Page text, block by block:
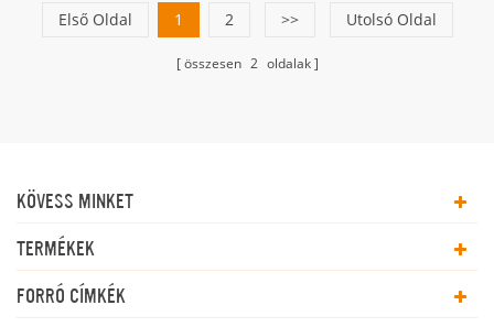
Első Oldal 1 2 >> Utolsó Oldal
összesen 2 oldalak
KÖVESS MINKET
TERMÉKEK
FORRÓ CÍMKÉK